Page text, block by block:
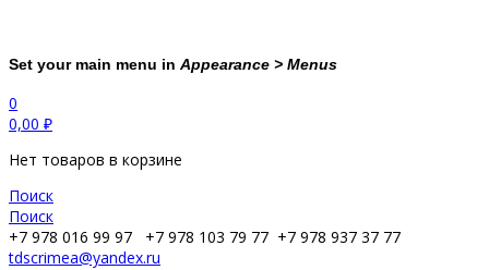
Set your main menu in Appearance > Menus
0
0,00 ₽
Нет товаров в корзине
Поиск
Поиск
+7 978 016 99 97
+7 978 103 79 77 +7 978 937 37 77
tdscrimea@yandex.ru